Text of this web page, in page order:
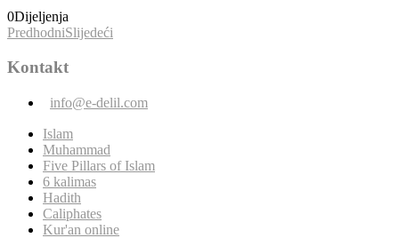
0Dijeljenja
PredhodniSlijedeći
Kontakt
info@e-delil.com
Islam
Muhammad
Five Pillars of Islam
6 kalimas
Hadith
Caliphates
Kur'an online